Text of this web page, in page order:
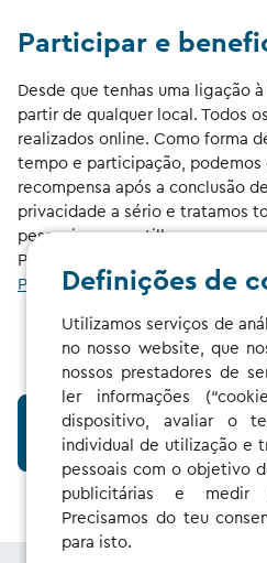
Participar e
Desde que tenhas uma ligação
partir de qualquer local. Todos
realizados online. Como forma
tempo e participação, podemos
recompensa após a conclusão
privacidade a sério e tratamos
pessoais que partilhas
Para mais informações, consulta
Privacidade
JUNTA-TE AO GRUPO
Definições de
Utilizamos serviços de
no nosso website, que
nossos prestadores de
ler informações
dispositivo, avaliar o
individual de utilização e
pessoais com o objetivo
publicitárias e medir
Precisamos do teu
para isto.